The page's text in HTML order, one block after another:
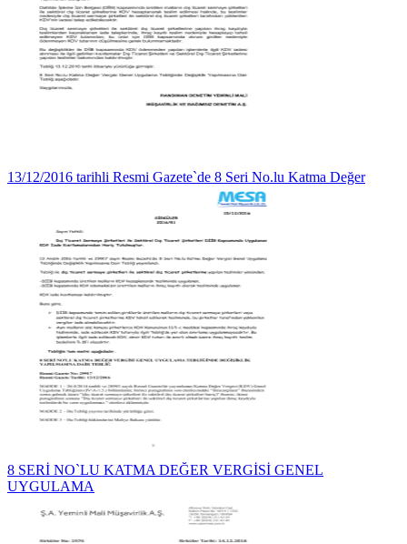
13/12/2016 tarihli Resmi Gazete`de 8 Seri No.lu Katma Değer
8 SERİ NO`LU KATMA DEĞER VERGİSİ GENEL
UYGULAMA